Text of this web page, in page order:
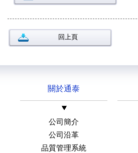
回上頁
關於通泰
公司簡介
公司沿革
品質管理系統